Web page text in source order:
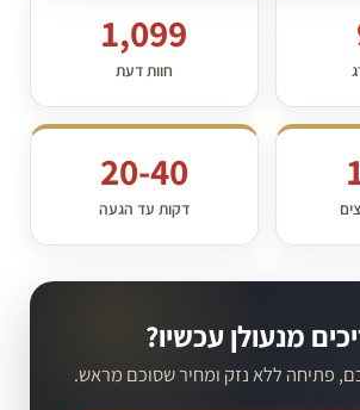
1,099
חוות דעת
20-40
דקות עד הגעה
מנעולן עכשיו?
פתיחה ללא נזק ומחיר שסוכם מראש.